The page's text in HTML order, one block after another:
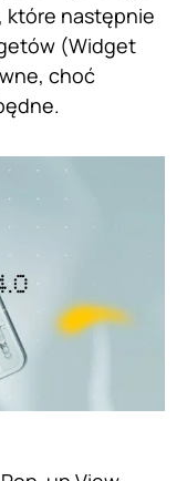
które następnie
(Widget
choć